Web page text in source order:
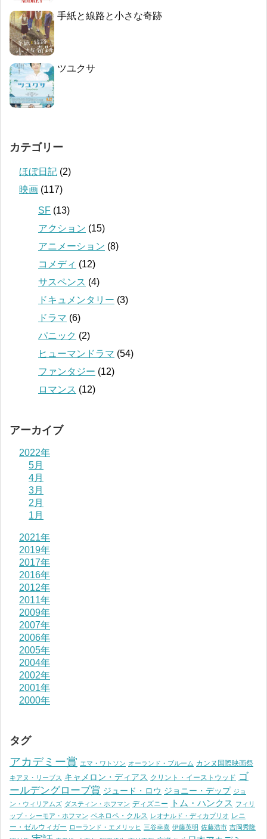
手紙と線路と小さな奇跡
ツユクサ
カテゴリー
ほぼ日記 (2)
映画 (117)
SF (13)
アクション (15)
アニメーション (8)
コメディ (12)
サスペンス (4)
ドキュメンタリー (3)
ドラマ (6)
パニック (2)
ヒューマンドラマ (54)
ファンタジー (12)
ロマンス (12)
アーカイブ
2022年
5月
4月
3月
2月
1月
2021年
2019年
2017年
2016年
2012年
2011年
2009年
2007年
2006年
2005年
2004年
2002年
2001年
2000年
タグ
アカデミー賞 エマ・ワトソン オーランド・ブルーム カンヌ国際映画祭
キアヌ・リーブス キャメロン・ディアス クリント・イーストウッド ゴ
ールデングローブ賞 ジュード・ロウ ジョニー・デップ ジョ
ン・ウィリアムズ ダスティン・ホフマン ディズニー トム・ハンクス フィリ
ップ・シーモア・ホフマン ペネロペ・クルス レオナルド・ディカプリオ レニ
ー・ゼルウィガー ローランド・エメリッヒ 三谷幸喜 伊藤英明 佐藤浩市 吉岡秀隆